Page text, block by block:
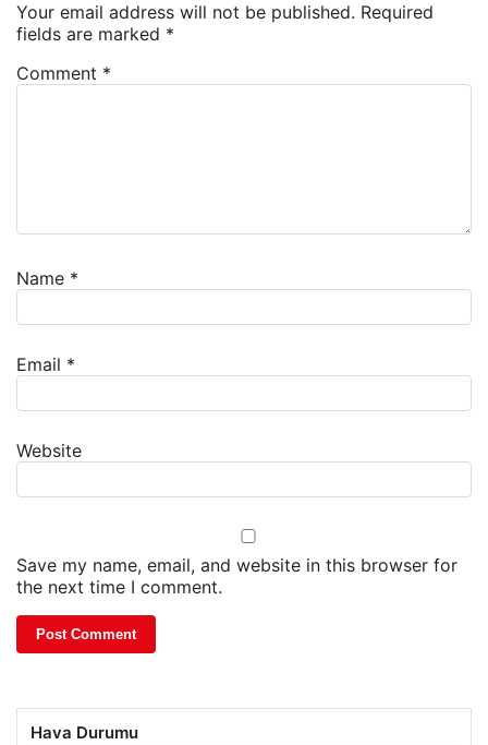
Your email address will not be published. Required
fields are marked *
Comment *
Name *
Email *
Website
Save my name, email, and website in this browser for
the next time I comment.
Hava Durumu